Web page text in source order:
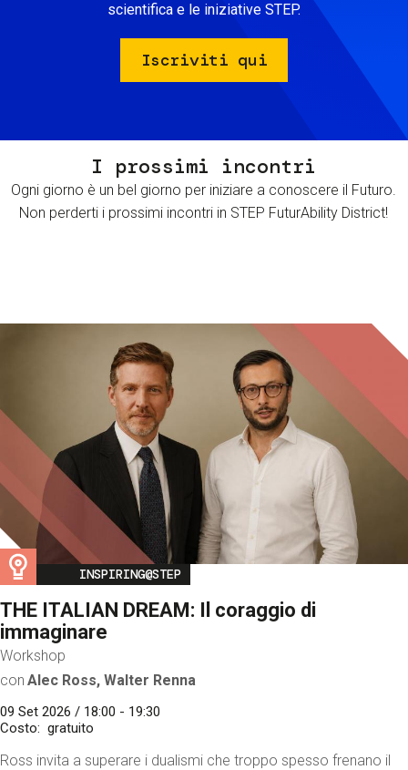
scientifica e le iniziative STEP.
Iscriviti qui
I prossimi incontri
Ogni giorno è un bel giorno per iniziare a conoscere il Futuro.
Non perderti i prossimi incontri in STEP FuturAbility District!
Image
INSPIRING@STEP
THE ITALIAN DREAM: Il coraggio di
immaginare
Workshop
con Alec Ross, Walter Renna
09 Set 2026 / 18:00 - 19:30
Costo
gratuito
Ross invita a superare i dualismi che troppo spesso frenano il